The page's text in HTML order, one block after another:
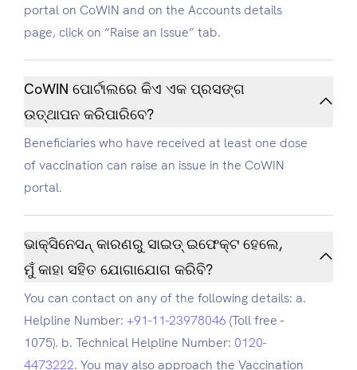
portal on CoWIN and on the Accounts details
page, click on “Raise an Issue” tab.
CoWIN ପୋର୍ଟାଲରେ କିଏ ଏକ ପ୍ରସଙ୍ଗ
ଉତ୍ଥାପନ କରିପାରିବେ?
Beneficiaries who have received at least one dose
of vaccination can raise an issue in the CoWIN
portal.
ଭାକ୍ସିନେସନ୍‍ କାରଣରୁ ସାଇଡ୍ ଇଫେକ୍ଟ ହେଲେ,
ମୁଁ କାହା ସହିତ ଯୋଗାଯୋଗ କରିବି?
You can contact on any of the following details: a.
Helpline Number:+91-11-23978046 (Toll free -
1075). b. Technical Helpline Number: 0120-
4473222. You may also approach the Vaccination